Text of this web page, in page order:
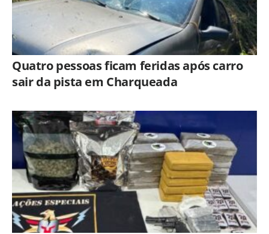
Quatro pessoas ficam feridas após carro
sair da pista em Charqueada